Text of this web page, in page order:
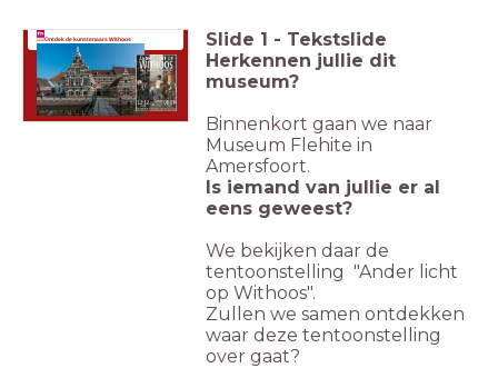
Ontdek de kunstenaars Withoos Slide 1 - Tekstslide
Herkennen jullie dit
museum?
Binnenkort gaan we naar
Museum Flehite in
Amersfoort.
Is iemand van jullie er al
eens geweest?
We bekijken daar de
tentoonstelling "Ander licht
op Withoos".
Zullen we samen ontdekken
waar deze tentoonstelling
over gaat?